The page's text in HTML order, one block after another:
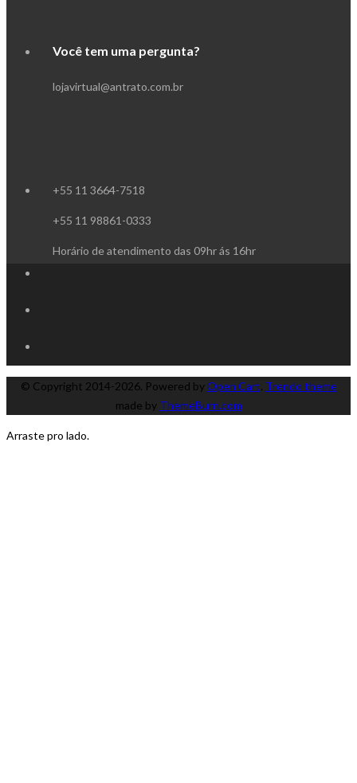
Você tem uma pergunta?
lojavirtual@antrato.com.br
+55 11 3664-7518
+55 11 98861-0333
Horário de atendimento das 09hr ás 16hr
© Copyright 2014-2026. Powered byOpen Cart. Trendo theme
made by ThemeBurn.com
Arraste pro lado.